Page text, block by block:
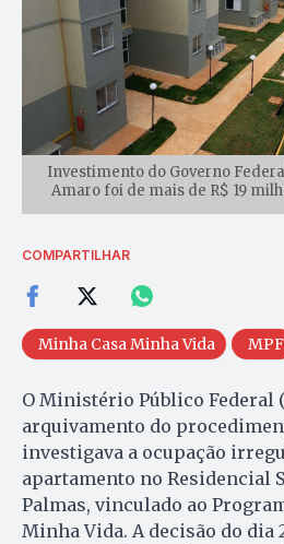
Investimento do Governo
Amaro foi de mais de R$ 19
COMPARTILHAR
Minha Casa Minha Vida MPF
O Ministério Público Federal
arquivamento do
investigava a ocupação
apartamento no Residencial
Palmas, vinculado ao
Minha Vida. A decisão do dia